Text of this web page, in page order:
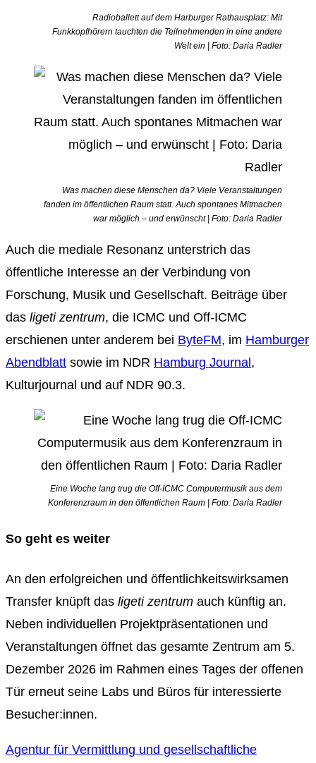
Radioballett auf dem Harburger Rathausplatz: Mit
Funkkopfhörern tauchten die Teilnehmenden in eine andere
Welt ein | Foto: Daria Radler
Was machen diese Menschen da? Viele Veranstaltungen
fanden im öffentlichen Raum statt. Auch spontanes Mitmachen
war möglich – und erwünscht | Foto: Daria Radler
Auch die mediale Resonanz unterstrich das
öffentliche Interesse an der Verbindung von
Forschung, Musik und Gesellschaft. Beiträge über
das ligeti zentrum, die ICMC und Off-ICMC
erschienen unter anderem bei ByteFM, im Hamburger
Abendblatt sowie im NDR Hamburg Journal ,
Kulturjournal und auf NDR 90.3.
Eine Woche lang trug die Off-ICMC Computermusik aus dem
Konferenzraum in den öffentlichen Raum | Foto: Daria Radler
So geht es weiter
An den erfolgreichen und öffentlichkeitswirksamen
Transfer knüpft das ligeti zentrum auch künftig an.
Neben individuellen Projektpräsentationen und
Veranstaltungen öffnet das gesamte Zentrum am 5.
Dezember 2026 im Rahmen eines Tages der offenen
Tür erneut seine Labs und Büros für interessierte
Besucher:innen.
Agentur für Vermittlung und gesellschaftliche